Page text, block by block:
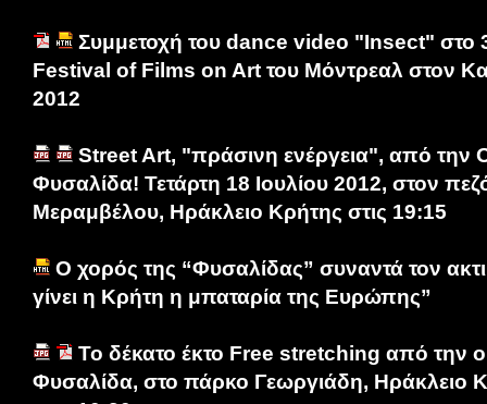
Συμμετοχή του dance video "Insect" στο
Festival of Films on Art του Μόντρεαλ στον
2012
Street Art, "πράσινη ενέργεια", από
Φυσαλίδα! Τετάρτη 18 Ιουλίου 2012, στον
Μεραμβέλου, Ηράκλειο Κρήτης στις 19:15
Ο χορός της “Φυσαλίδας” συναντά τον
γίνει η Κρήτη η μπαταρία της Ευρώπης”
Το δέκατο έκτο Free stretching από την
Φυσαλίδα, στο πάρκο Γεωργιάδη, Ηράκλειο